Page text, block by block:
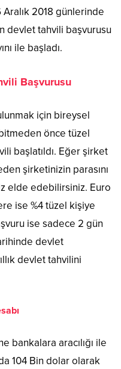
Aralık 2018 günlerinde
devlet tahvili başvurusu
ile başladı.
Başvurusu
için bireysel
önce tüzel
başlatıldı. Eğer şirket
şirketinizin parasını
elde edebilirsiniz. Euro
ise %4 tüzel kişiye
ise sadece 2 gün
devlet
devlet tahvilini
bankalara aracılığı ile
104 Bin dolar olarak